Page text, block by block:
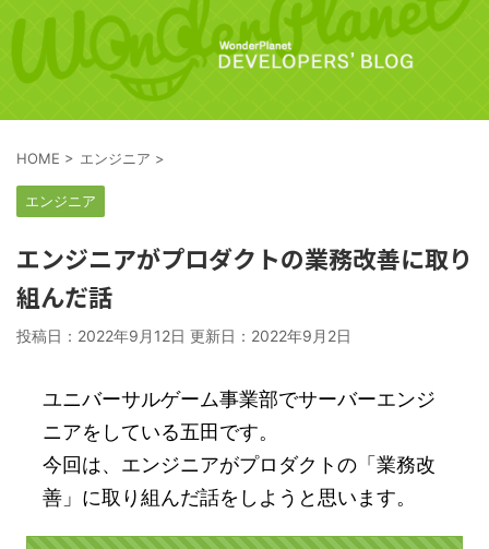
HOME > エンジニア >
エンジニア
エンジニアがプロダクトの業務改善に取り
組んだ話
投稿日：2022年9月12日 更新日： 2022年9月2日
ユニバーサルゲーム事業部でサーバーエンジ
ニアをしている五田です。
今回は、エンジニアがプロダクトの「業務改
善」に取り組んだ話をしようと思います。